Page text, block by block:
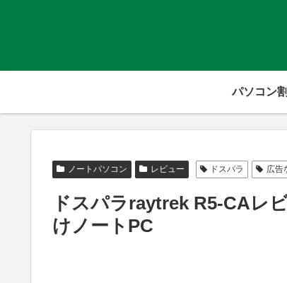
パソコン
ノートパソコン レビュー ドスパラ 広告
ドスパラraytrek R5-CAレ
けノートPC